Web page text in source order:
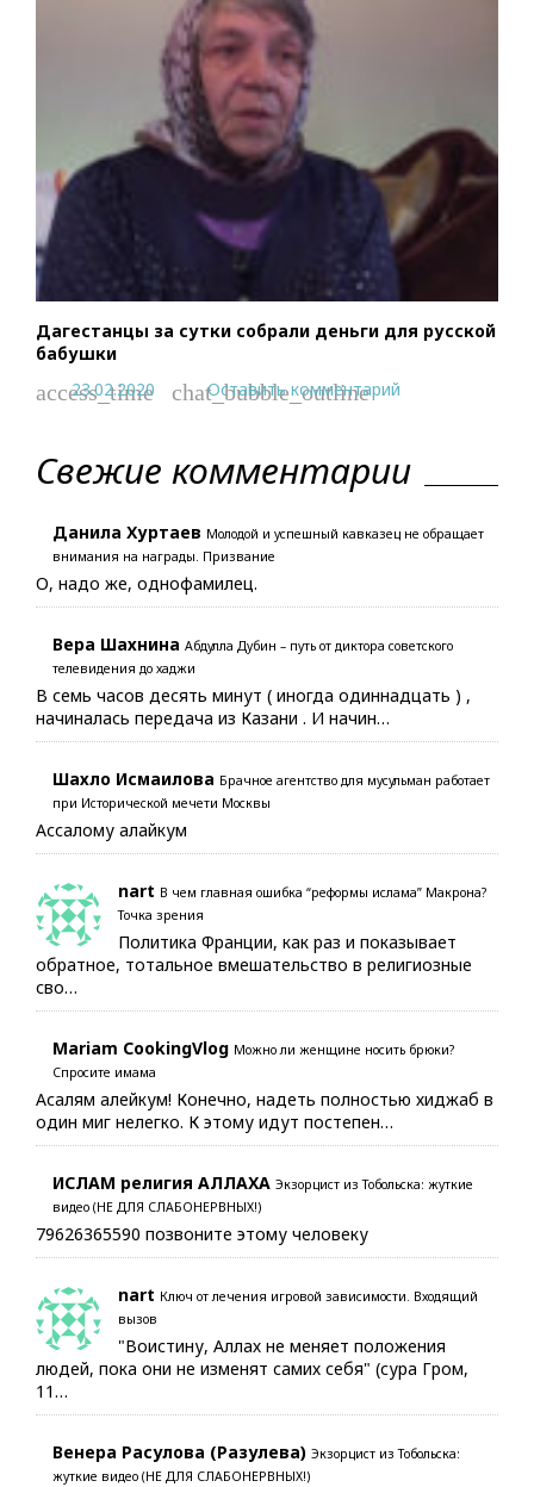
Дагестанцы за сутки собрали деньги для русской
бабушки
access_time
23.02.2020 chat_bubble_outline
Оставить комментарий
Свежие комментарии
Данила Хуртаев Молодой и успешный кавказец не обращает
внимания на награды. Призвание
О, надо же, однофамилец.
Вера Шахнина Абдулла Дубин – путь от диктора советского
телевидения до хаджи
В семь часов десять минут ( иногда одиннадцать ) ,
начиналась передача из Казани . И начин…
Шахло Исмаилова Брачное агентство для мусульман работает
при Исторической мечети Москвы
Ассалому алайкум
nart В чем главная ошибка “реформы ислама” Макрона?
Точка зрения
Политика Франции, как раз и показывает
обратное, тотальное вмешательство в религиозные
сво…
Mariam CookingVlog Можно ли женщине носить брюки?
Спросите имама
Асалям алейкум! Конечно, надеть полностью хиджаб в
один миг нелегко. К этому идут постепен…
ИСЛАМ религия АЛЛАХА Экзорцист из Тобольска: жуткие
видео (НЕ ДЛЯ СЛАБОНЕРВНЫХ!)
79626365590 позвоните этому человеку
nart Ключ от лечения игровой зависимости. Входящий
вызов
"Воистину, Аллах не меняет положения
людей, пока они не изменят самих себя" (сура Гром,
11…
Венера Расулова (Разулева) Экзорцист из Тобольска:
жуткие видео (НЕ ДЛЯ СЛАБОНЕРВНЫХ!)